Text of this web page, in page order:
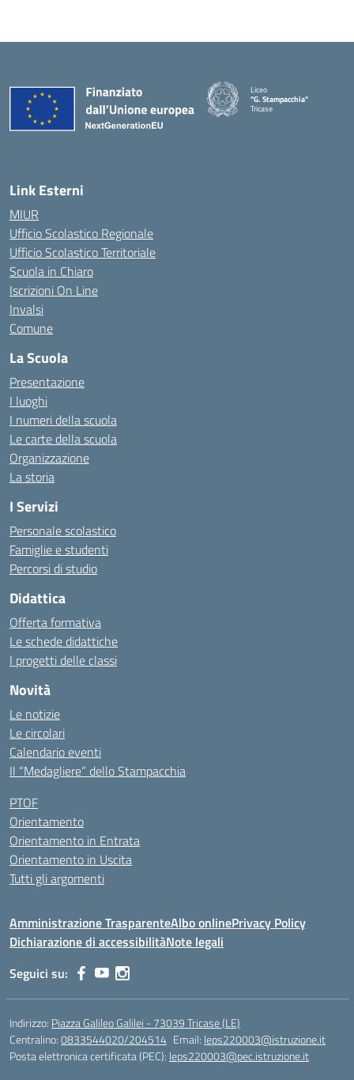
Liceo
"G. Stampacchia"
Tricase
Link Esterni
MIUR
Ufficio Scolastico Regionale
Ufficio Scolastico Territoriale
Scuola in Chiaro
Iscrizioni On Line
Invalsi
Comune
La Scuola
Presentazione
I luoghi
I numeri della scuola
Le carte della scuola
Organizzazione
La storia
I Servizi
Personale scolastico
Famiglie e studenti
Percorsi di studio
Didattica
Offerta formativa
Le schede didattiche
I progetti delle classi
Novità
Le notizie
Le circolari
Calendario eventi
Il “Medagliere” dello Stampacchia
PTOF
Orientamento
Orientamento in Entrata
Orientamento in Uscita
Tutti gli argomenti
Amministrazione TrasparenteAlbo onlinePrivacy Policy
Dichiarazione di accessibilitàNote legali
Seguici su:
Indirizzo: Piazza Galileo Galilei - 73039 Tricase (LE)
Centralino:0833544020/204514 Email: leps220003@istruzione.it
Posta elettronica certificata (PEC): leps220003@pec.istruzione.it